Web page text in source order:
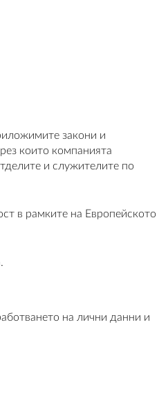
закони и
които компанията
и служителите по
в рамките на Европейското
на лични данни и